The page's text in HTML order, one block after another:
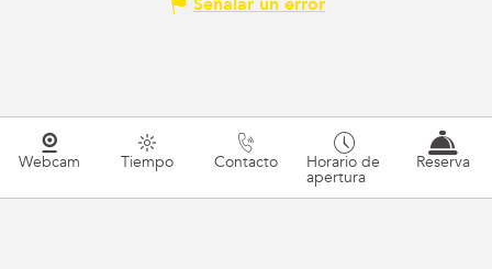
Webcam Tiempo Contacto Horario de
apertura
Reserva